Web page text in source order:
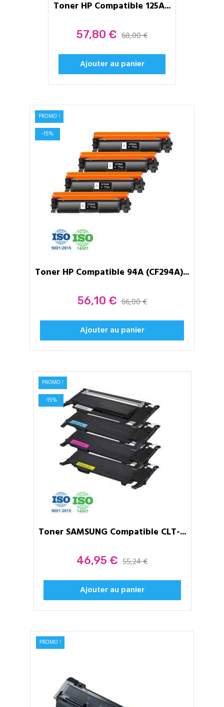
Toner HP Compatible 125A...
Prix
57,80 € 68,00 €
Ajouter au panier
Toner HP Compatible 94A (CF294A)...
Prix
56,10 € 66,00 €
Ajouter au panier
PROMO !
-15%
Toner SAMSUNG Compatible CLT-...
Prix
46,95 € 55,24 €
Ajouter au panier
PROMO !
-15%
PROMO !